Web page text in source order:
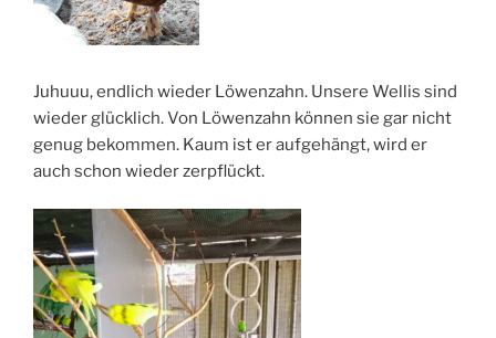
Juhuuu, endlich wieder Löwenzahn. Unsere Wellis sind
wieder glücklich. Von Löwenzahn können sie gar nicht
genug bekommen. Kaum ist er aufgehängt, wird er
auch schon wieder zerpflückt.